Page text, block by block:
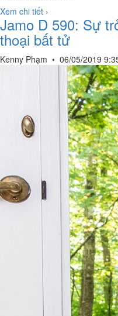
Xem chi tiết ›
Jamo D 590: Sự
thoại bất tử
Kenny Phạm • 06/05/2019